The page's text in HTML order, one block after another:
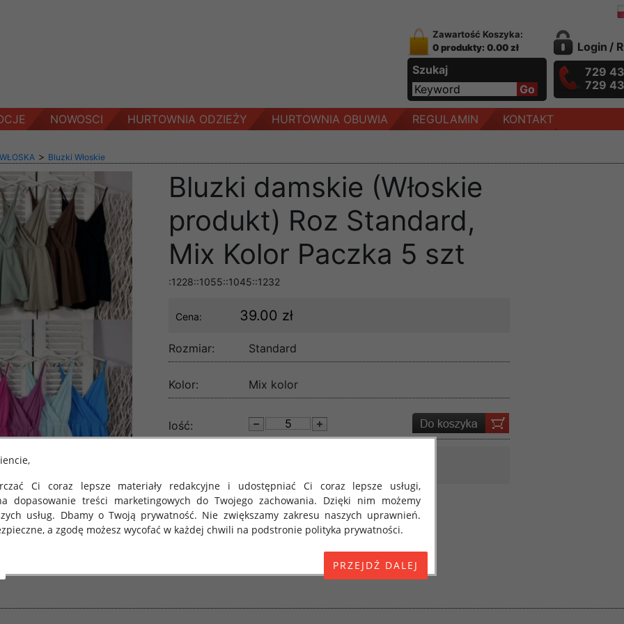
Zawartość Koszyka:
0 produkty: 0.00 zł
Szukaj
Login /
729
729
NOWOSCI HURTOWNIA ODZIEŻY HURTOWNIA OBUWIA REGULAMIN KONTAKT
> Bluzki Włoskie
Bluzki damskie (Włoskie
produkt) Roz Standard,
Mix Kolor Paczka 5 szt
:1228::1055::1045::1232
Cena: 39.00 zł
Rozmiar: Standard
Kolor: Mix kolor
lość:
Ci coraz lepsze materiały redakcyjne i udostępniać Ci coraz lepsze usługi,
dopasowanie treści marketingowych do Twojego zachowania. Dzięki nim możemy
usług. Dbamy o Twoją prywatność. Nie zwiększamy zakresu naszych uprawnień.
a zgodę możesz wycofać w każdej chwili na podstronie polityka prywatności.
obowiązuje Rozporządzenie Parlamentu Europejskiego i Rady (UE) 2016/679 z dnia 27
ochrony osób fizycznych w związku z przetwarzaniem danych osobowych i w sprawie
takich danych oraz uchylenia dyrektywy 95/46/WE (określane jako "RODO", "ORODO",
o Ochronie Danych"). W związku z tym chcielibyśmy poinformować Cię o